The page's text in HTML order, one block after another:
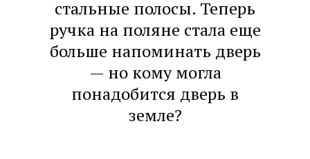
стальные полосы. Теперь
ручка на поляне стала еще
больше напоминать дверь
— но кому могла
понадобится дверь в
земле?